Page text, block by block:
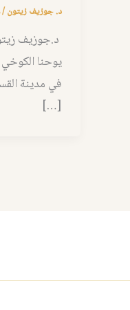
د. جوزيف زيتون/
في مدينة
[…]